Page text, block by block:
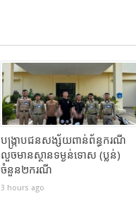
បង្ក្រាបជនសង្ស័យពាន់ព័ន្ធករណី
លួចមានស្ថានទម្ងន់ទោស (ប្លន់)
ចំនួន២ករណី
3 hours ago